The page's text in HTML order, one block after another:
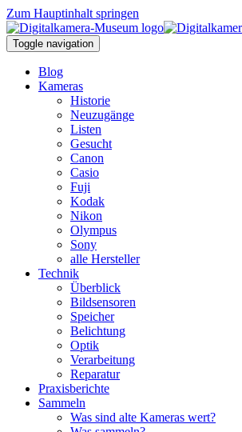
Zum Hauptinhalt springen
Toggle navigation
Blog
Kameras
Historie
Neuzugänge
Listen
Gesucht
Canon
Casio
Fuji
Kodak
Nikon
Olympus
Sony
alle Hersteller
Technik
Überblick
Bildsensoren
Speicher
Belichtung
Optik
Verarbeitung
Reparatur
Praxisberichte
Sammeln
Was sind alte Kameras wert?